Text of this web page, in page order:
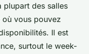
plupart des salles
vous pouvez
Il est
surtout le week-